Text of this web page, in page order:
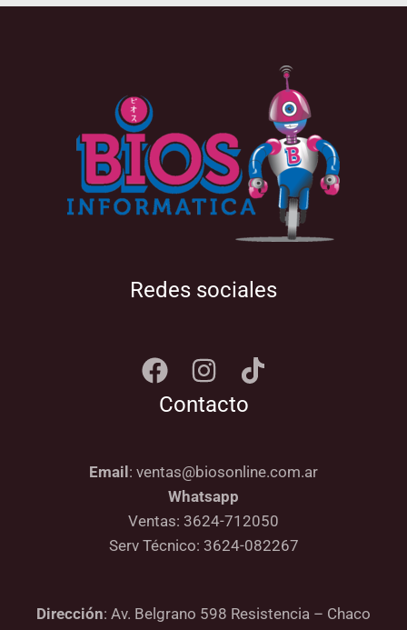
Redes sociales
Contacto
Email : ventas@biosonline.com.ar
Whatsapp
Ventas: 3624-712050
Serv Técnico: 3624-082267
Dirección: Av. Belgrano 598 Resistencia – Chaco